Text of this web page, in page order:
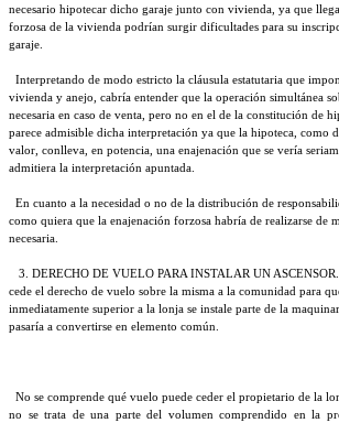
necesario hipotecar dicho garaje junto con vivienda, ya que
forzosa de la vivienda podrían surgir dificultades para su
garaje.
Interpretando de modo estricto la cláusula estatutaria que
vivienda y anejo, cabría entender que la operación simultánea
necesaria en caso de venta, pero no en el de la constitución de
parece admisible dicha interpretación ya que la hipoteca, como
valor, conlleva, en potencia, una enajenación que se vería
admitiera la interpretación apuntada.
En cuanto a la necesidad o no de la distribución de
como quiera que la enajenación forzosa habría de realizarse de
necesaria.
3. DERECHO DE VUELO PARA INSTALAR UN
cede el derecho de vuelo sobre la misma a la comunidad para
inmediatamente superior a la lonja se instale parte de la
pasaría a convertirse en elemento común.
No se comprende qué vuelo puede ceder el propietario de la
no se trata de una parte del volumen comprendido en la